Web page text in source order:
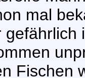
mal
gefährlich
Fischen